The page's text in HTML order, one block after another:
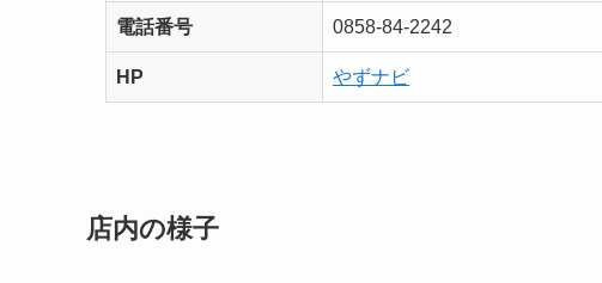
電話番号 0858-84-2242
HP やずナビ
店内の様子